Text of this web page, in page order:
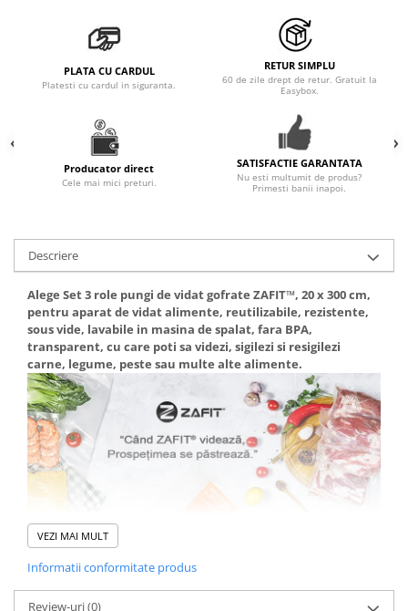
PLATA CU CARDUL
Platesti cu cardul in siguranta.
RETUR SIMPLU
60 de zile drept de retur. Gratuit la
Easybox.
Producator direct
Cele mai mici preturi.
SATISFACTIE GARANTATA
Nu esti multumit de produs?
Primesti banii inapoi.
Descriere
Alege Set 3 role pungi de vidat gofrate ZAFIT™, 20 x 300 cm,
pentru aparat de vidat alimente, reutilizabile, rezistente,
sous vide, lavabile in masina de spalat, fara BPA,
transparent, cu care poti sa videzi, sigilezi si resigilezi
carne, legume, peste sau multe alte alimente.
VEZI MAI MULT
Informatii conformitate produs
Review-uri(0)